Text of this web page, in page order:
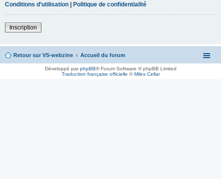
Conditions d’utilisation | Politique de confidentialité
Inscription
Retour sur VS-webzine Accueil du forum
Développé parphpBB® Forum Software © phpBB Limited
Traduction française officielle ©Miles Cellar